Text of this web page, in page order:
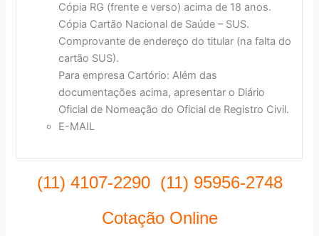
Cópia RG (frente e verso) acima de 18 anos.
Cópia Cartão Nacional de Saúde – SUS.
Comprovante de endereço do titular (na falta do
cartão SUS).
Para empresa Cartório: Além das
documentações acima, apresentar o Diário
Oficial de Nomeação do Oficial de Registro Civil.
E-MAIL
(11) 4107-2290 (11) 95956-2748
Cotação Online